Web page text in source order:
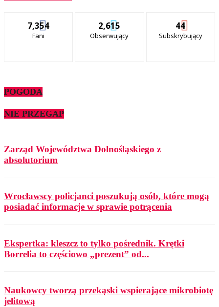
7,354
Fani
2,615
Obserwujący
44
Subskrybujący
POGODA
NIE PRZEGAP
Zarząd Województwa Dolnośląskiego z
absolutorium
Wrocławscy policjanci poszukują osób, które mogą
posiadać informacje w sprawie potrącenia
Ekspertka: kleszcz to tylko pośrednik. Krętki
Borrelia to częściowo „prezent” od...
Naukowcy tworzą przekąski wspierające mikrobiotę
jelitową